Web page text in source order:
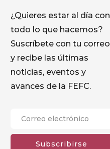
¿Quieres estar al día con
todo lo que hacemos?
Suscríbete con tu correo
y recibe las últimas
noticias, eventos y
avances de la FEFC.
Subscribirse